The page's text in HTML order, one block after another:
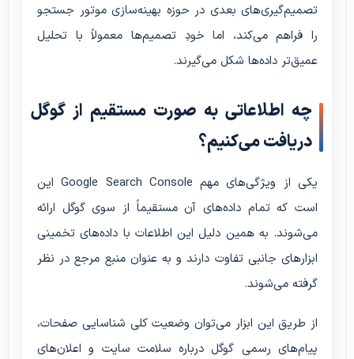
تصمیم‌گیری‌های بعدی در حوزه بهینه‌سازی موتور جستجو
را فراهم می‌کند، اما خودِ تصمیم‌ها معمولاً با تحلیل
عمیق‌تر داده‌ها شکل می‌گیرند.
چه اطلاعاتی به صورت مستقیم از گوگل
دریافت می‌کنیم؟
یکی از ویژگی‌های مهم Google Search Console این
است که تمام داده‌های آن مستقیماً از سوی گوگل ارائه
می‌شوند. به همین دلیل این اطلاعات با داده‌های تخمینی
ابزارهای جانبی تفاوت دارند و به عنوان منبع مرجع در نظر
گرفته می‌شوند.
از طریق این ابزار می‌توان وضعیت کلی شناسایی صفحات،
پیام‌های رسمی گوگل درباره سلامت سایت و اعلان‌های